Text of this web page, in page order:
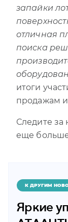
запайки
отличная
поиска
итоги
продажам
Следите
еще
К ДРУГИМ
Яркие